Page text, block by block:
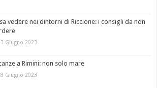
vedere nei dintorni di Riccione: i consigli da non
Giugno 2023
a Rimini: non solo mare
Giugno 2023